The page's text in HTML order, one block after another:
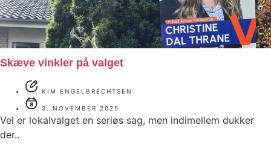
Skæve vinkler på valget
KIM ENGELBRECHTSEN
3. NOVEMBER 2025
Vel er lokalvalget en seriøs sag, men indimellem dukker
der..